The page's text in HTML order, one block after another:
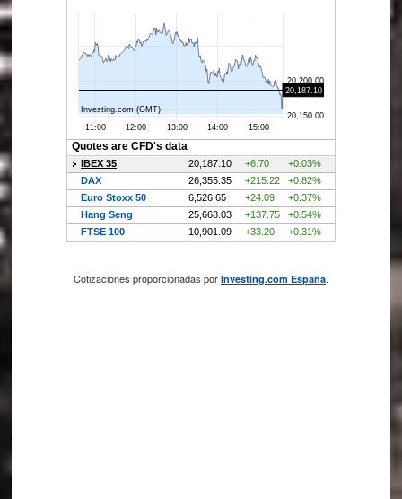
Cotizaciones proporcionadas por Investing.com España.